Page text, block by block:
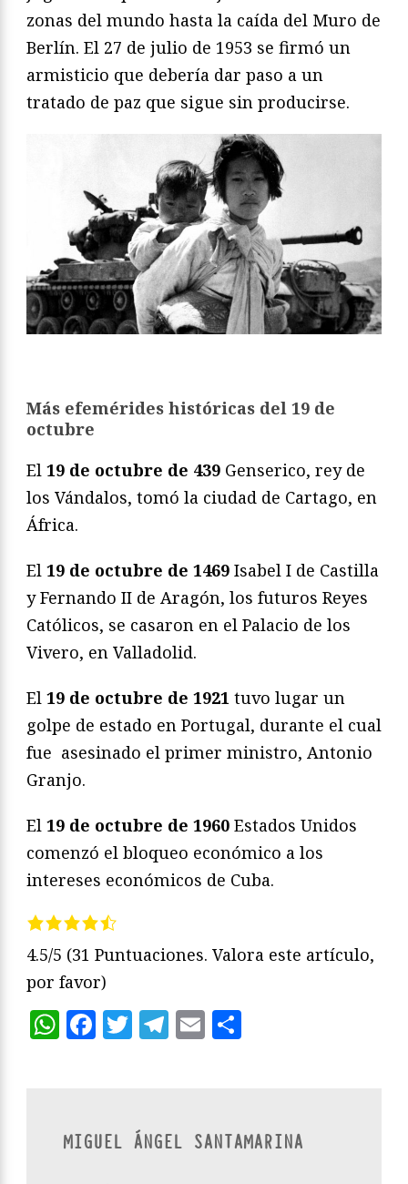
zonas del mundo hasta la caída del Muro de
Berlín. El 27 de julio de 1953 se firmó un
armisticio que debería dar paso a un
tratado de paz que sigue sin producirse.
Más efemérides históricas del 19 de
octubre
El 19 de octubre de 439 Genserico, rey de
los Vándalos, tomó la ciudad de Cartago, en
África.
El 19 de octubre de 1469 Isabel I de Castilla
y Fernando II de Aragón, los futuros Reyes
Católicos, se casaron en el Palacio de los
Vivero, en Valladolid.
El 19 de octubre de 1921 tuvo lugar un
golpe de estado en Portugal, durante el cual
fue asesinado el primer ministro, Antonio
Granjo.
El 19 de octubre de 1960 Estados Unidos
comenzó el bloqueo económico a los
intereses económicos de Cuba.
4.5/5 (31 Puntuaciones. Valora este artículo,
por favor)
WhatsApp
Facebook
Twitter
Telegram
Email
MIGUEL ÁNGEL SANTAMARINA